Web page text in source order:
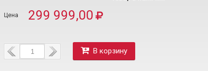
299 999,00
В корзину